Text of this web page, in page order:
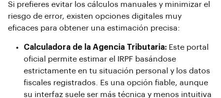
Si prefieres evitar los cálculos manuales y minimizar el
riesgo de error, existen opciones digitales muy
eficaces para obtener una estimación precisa:
Calculadora de la Agencia Tributaria: Este portal
oficial permite estimar el IRPF basándose
estrictamente en tu situación personal y los datos
fiscales registrados. Es una opción fiable, aunque
su interfaz suele ser más técnica y menos intuitiva